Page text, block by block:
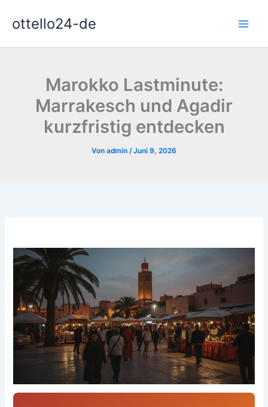
Inhaltottello24-de
Marokko Lastminute:
Marrakesch und Agadir
kurzfristig entdecken
Von admin /Juni 9, 2026